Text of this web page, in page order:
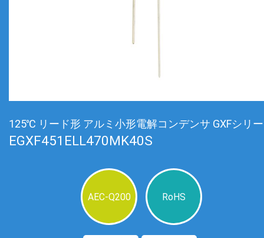
125℃ リード形 アルミ小形電解コンデンサ GXFシリ
EGXF451ELL470MK40S
AEC-Q200 RoHS